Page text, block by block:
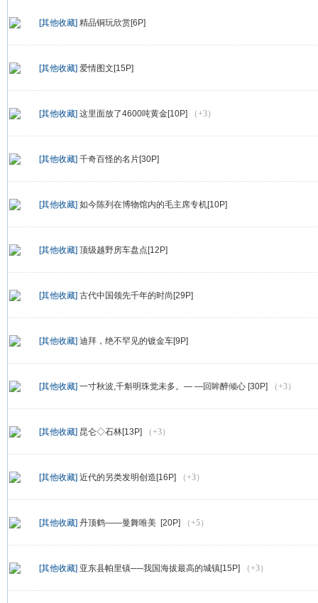
[其他收藏] 精品铜玩欣赏[6P]
[其他收藏] 爱情图文[15P]
[其他收藏] 这里面放了4600吨黄金[10P] （+3）
[其他收藏] 千奇百怪的名片[30P]
[其他收藏] 如今陈列在博物馆内的毛主席专机[10P]
[其他收藏] 顶级越野房车盘点[12P]
[其他收藏] 古代中国领先千年的时尚[29P]
[其他收藏] 迪拜，绝不罕见的镀金车[9P]
[其他收藏] 一寸秋波,千斛明珠觉未多。— —回眸醉倾心 [30P] （+3）
[其他收藏] 昆仑◇石林[13P] （+3）
[其他收藏] 近代的另类发明创造[16P] （+3）
[其他收藏] 丹顶鹤——曼舞唯美 [20P] （+5）
[其他收藏] 亚东县帕里镇──我国海拔最高的城镇[15P] （+3）